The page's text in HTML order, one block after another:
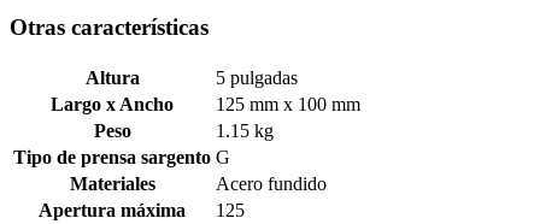
Otras características
Altura
5 pulgadas
Largo x Ancho
125 mm x 100 mm
Peso
1.15 kg
Tipo de prensa sargento G
Materiales
Acero fundido
Apertura máxima
125